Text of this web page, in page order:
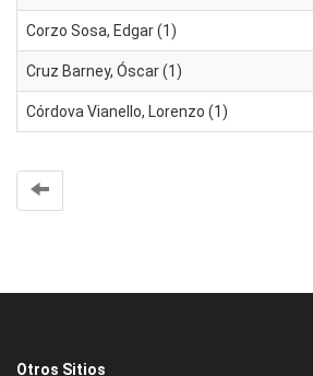
Corzo Sosa, Edgar (1)
Cruz Barney, Óscar (1)
Córdova Vianello, Lorenzo (1)
Otros Sitios